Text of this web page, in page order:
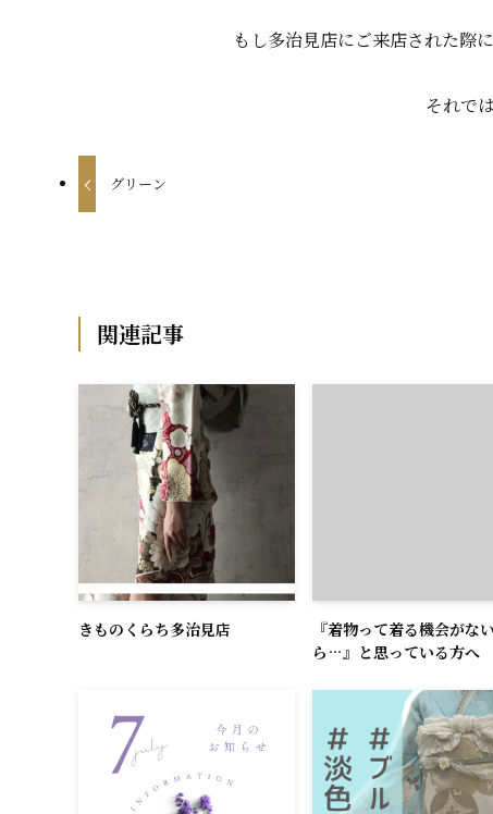
もし多治見店にご来店された際
それで
グリーン
関連記事
きものくらち多治見店
『着物って着る機会がな
ら…』と思っている方へ